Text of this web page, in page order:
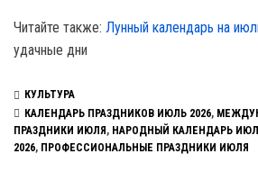
Читайте также: Лунный календарь на
удачные дни
КУЛЬТУРА
КАЛЕНДАРЬ ПРАЗДНИКОВ ИЮЛЬ 2026,
ПРАЗДНИКИ ИЮЛЯ , НАРОДНЫЙ КАЛЕНДАРЬ
2026, ПРОФЕССИОНАЛЬНЫЕ ПРАЗДНИКИ ИЮЛЯ